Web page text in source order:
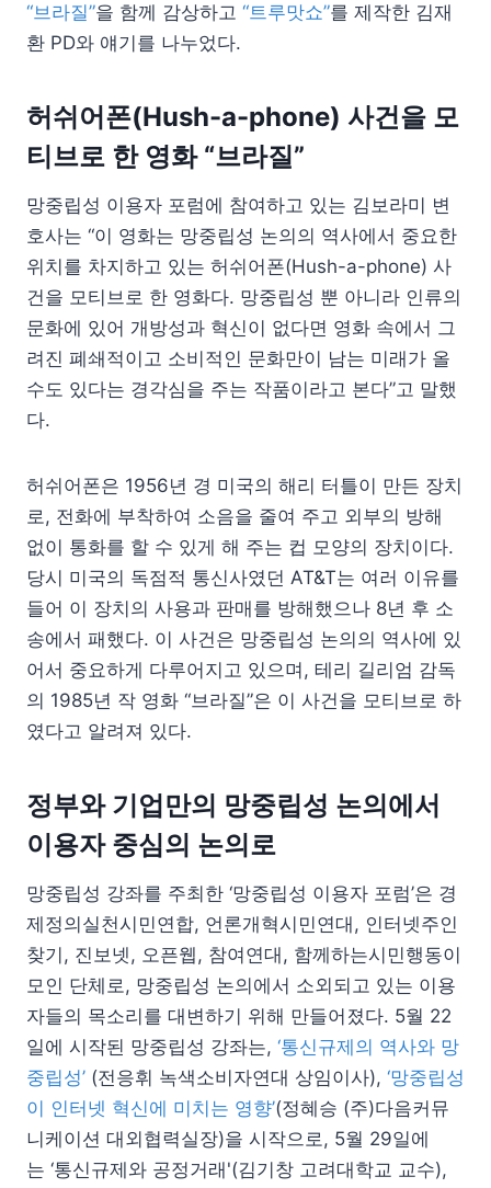
“브라질”을 함께 감상하고 “트루맛쇼”를 제작한 김재
환 PD와 얘기를 나누었다.
허쉬어폰(Hush-a-phone) 사건을 모
티브로 한 영화 “브라질”
망중립성 이용자 포럼에 참여하고 있는 김보라미 변
호사는 “이 영화는 망중립성 논의의 역사에서 중요한
위치를 차지하고 있는 허쉬어폰(Hush-a-phone) 사
건을 모티브로 한 영화다. 망중립성 뿐 아니라 인류의
문화에 있어 개방성과 혁신이 없다면 영화 속에서 그
려진 폐쇄적이고 소비적인 문화만이 남는 미래가 올
수도 있다는 경각심을 주는 작품이라고 본다”고 말했
다.
허쉬어폰은 1956년 경 미국의 해리 터틀이 만든 장치
로, 전화에 부착하여 소음을 줄여 주고 외부의 방해
없이 통화를 할 수 있게 해 주는 컵 모양의 장치이다.
당시 미국의 독점적 통신사였던 AT&T는 여러 이유를
들어 이 장치의 사용과 판매를 방해했으나 8년 후 소
송에서 패했다. 이 사건은 망중립성 논의의 역사에 있
어서 중요하게 다루어지고 있으며, 테리 길리엄 감독
의 1985년 작 영화 “브라질”은 이 사건을 모티브로 하
였다고 알려져 있다.
정부와 기업만의 망중립성 논의에서
이용자 중심의 논의로
망중립성 강좌를 주최한 ‘망중립성 이용자 포럼’은 경
제정의실천시민연합, 언론개혁시민연대, 인터넷주인
찾기, 진보넷, 오픈웹, 참여연대, 함께하는시민행동이
모인 단체로, 망중립성 논의에서 소외되고 있는 이용
자들의 목소리를 대변하기 위해 만들어졌다. 5월 22
일에 시작된 망중립성 강좌는, ‘통신규제의 역사와 망
중립성’ (전응휘 녹색소비자연대 상임이사), ‘망중립성
이 인터넷 혁신에 미치는 영향’(정혜승 (주)다음커뮤
니케이션 대외협력실장)을 시작으로, 5월 29일에
는 ‘통신규제와 공정거래'(김기창 고려대학교 교수),